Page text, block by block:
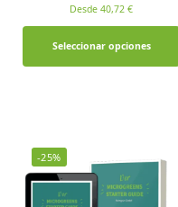
Desde 40,72 €
Seleccionar opciones
-25%